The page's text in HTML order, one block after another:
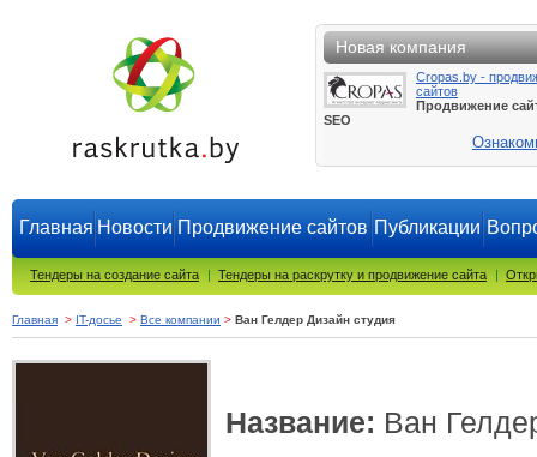
Новая компания
Cropas.by -
сайтов
Продвижение
SEO
Главная Новости Продвижение сайтов Публикации
Тендеры на создание сайта | Тендеры на раскрутку и продвижение сайта |
Главная > IT-досье > Все компании > Ван Гелдер Дизайн студия
Название: Ван